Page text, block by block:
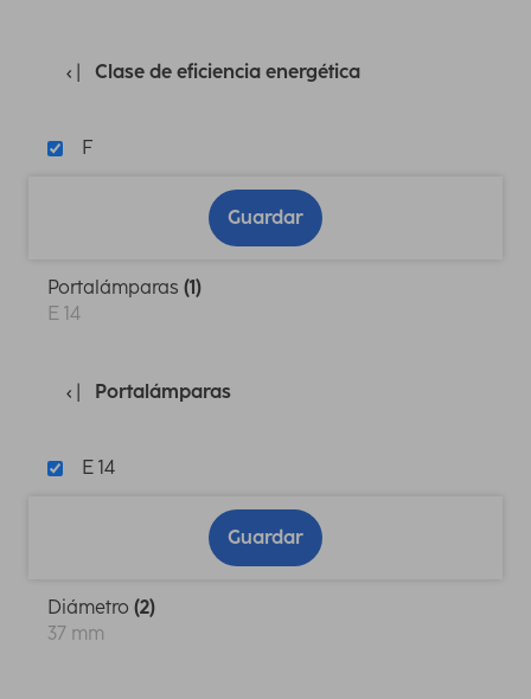
Clase de eficiencia energética
F
Guardar
Portalámparas (1)
E 14
Portalámparas
E 14
Guardar
Diámetro (2)
37 mm